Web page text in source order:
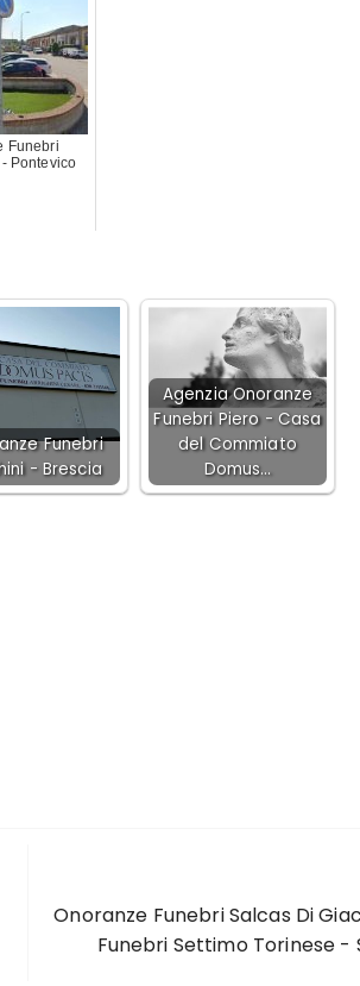
Funebri
Pontevico
Funebri
- Brescia
Agenzia Onoranze
Funebri Piero - Casa
del Commiato
Domus…
Onoranze Funebri Salcas Di
Funebri Settimo Torinese -